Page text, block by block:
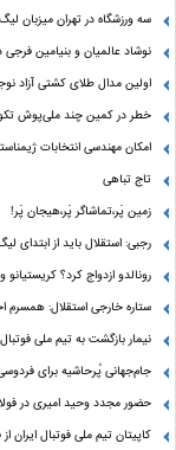
سه ورزشگاه در تهران میزبان
نوشاد عالمیان و بنیامین
اولین مدال طلای کشتی آزاد
خطر در کمین چند ملی‌پوش
امکان مهندسی انتخابات
تاج تباهی
زمین پَر،تماشاگر پَر،هیجان پَر!
رجبی: استقلال باید از ابتدای
رونالدو ازدواج کرد؟
ستاره خارجی استقلال: همسرم
نیمار بازگشت به تیم ملی
جام‌جهانی پُرحاشیه برای
حضور مجدد وحید امیری در
کاپیتان تیم ملی فوتبال